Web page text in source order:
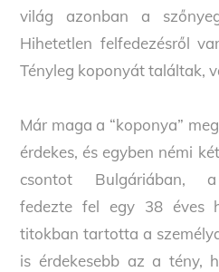
világ azonban a
Hihetetlen felfedezésről
Tényleg koponyát találtak,
Már maga a “koponya”
érdekes, és egyben némi
csontot Bulgáriában, a
fedezte fel egy 38 éves
titokban tartotta a
is érdekesebb az a tény,